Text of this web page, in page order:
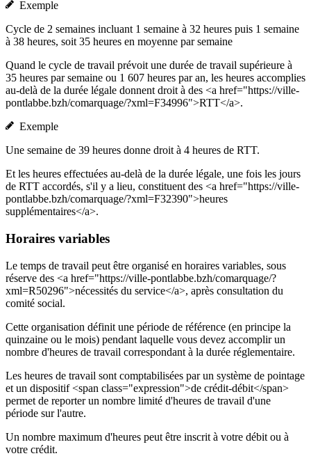
Exemple
Cycle de 2 semaines incluant 1 semaine à 32 heures puis 1 semaine
à 38 heures, soit 35 heures en moyenne par semaine
Quand le cycle de travail prévoit une durée de travail supérieure à
35 heures par semaine ou 1 607 heures par an, les heures accomplies
au-delà de la durée légale donnent droit à des <a href="https://ville-
pontlabbe.bzh/comarquage/?xml=F34996">RTT</a>.
Exemple
Une semaine de 39 heures donne droit à 4 heures de RTT.
Et les heures effectuées au-delà de la durée légale, une fois les jours
de RTT accordés, s'il y a lieu, constituent des <a href="https://ville-
pontlabbe.bzh/comarquage/?xml=F32390">heures
supplémentaires</a>.
Horaires variables
Le temps de travail peut être organisé en horaires variables, sous
réserve des <a href="https://ville-pontlabbe.bzh/comarquage/?
xml=R50296">nécessités du service</a>, après consultation du
comité social.
Cette organisation définit une période de référence (en principe la
quinzaine ou le mois) pendant laquelle vous devez accomplir un
nombre d'heures de travail correspondant à la durée réglementaire.
Les heures de travail sont comptabilisées par un système de pointage
et un dispositif <span class="expression">de crédit-débit</span>
permet de reporter un nombre limité d'heures de travail d'une
période sur l'autre.
Un nombre maximum d'heures peut être inscrit à votre débit ou à
votre crédit.